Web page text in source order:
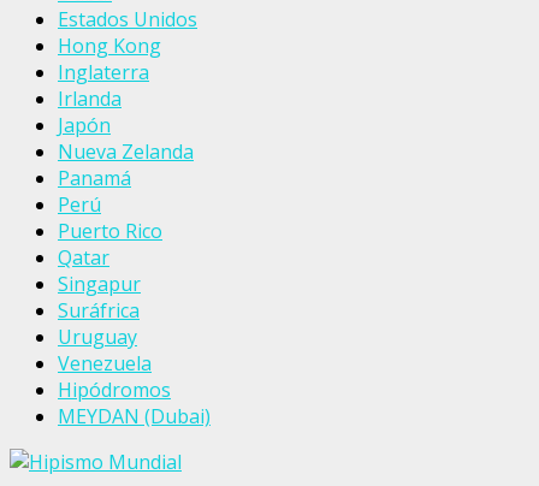
Estados Unidos
Hong Kong
Inglaterra
Irlanda
Japón
Nueva Zelanda
Panamá
Perú
Puerto Rico
Qatar
Singapur
Suráfrica
Uruguay
Venezuela
Hipódromos
MEYDAN (Dubai)